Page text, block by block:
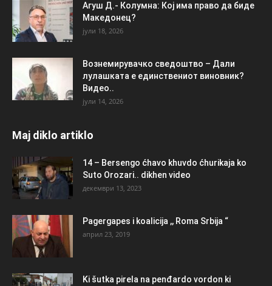
Агуш Д.- Колумна: Кој има право да биде
Македонец?
јули 18, 2026
Вознемирувачко сведоштво – Дали
лулашката е единствениот виновник?
Видео..
јули 14, 2026
Maj diklo artiklo
14 – Bersengo ćhavo khuvdo ćhurikaja ko
Suto Orozari.. dikhen video
декември 13, 2023
Pagergapes i koalicija ,, Roma Srbija “
април 23, 2019
Ki šutka pirela na penđardo vordon ki